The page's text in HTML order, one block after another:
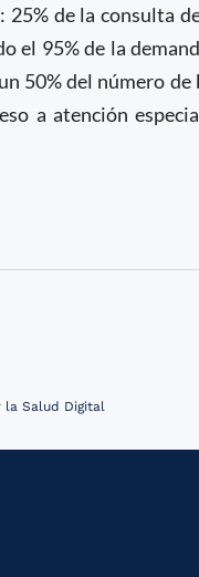
de la consulta
el 95% de la
50% del número
a atención
la Salud Digital